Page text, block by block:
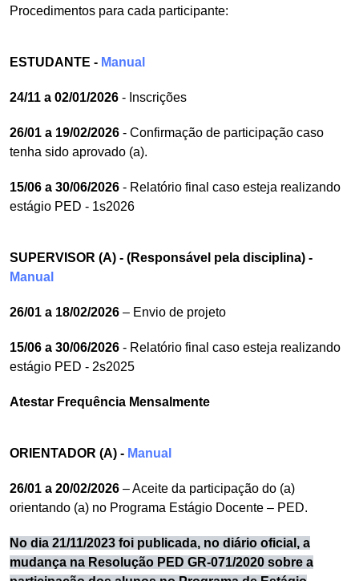
Procedimentos para cada participante:
ESTUDANTE - Manual
24/11 a 02/01/2026 - Inscrições
26/01 a 19/02/2026 - Confirmação de participação caso
tenha sido aprovado (a).
15/06 a 30/06/2026 - Relatório final caso esteja realizando
estágio PED - 1s2026
SUPERVISOR (A) - (Responsável pela disciplina) -
Manual
26/01 a 18/02/2026 – Envio de projeto
15/06 a 30/06/2026 - Relatório final caso esteja realizando
estágio PED - 2s2025
Atestar Frequência Mensalmente
ORIENTADOR (A) - Manual
26/01 a 20/02/2026 – Aceite da participação do (a)
orientando (a) no Programa Estágio Docente – PED.
No dia 21/11/2023 foi publicada, no diário oficial, a
mudança na Resolução PED GR-071/2020 sobre a